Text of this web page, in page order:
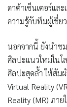
ดาต้าเซ็นเตอร์แล
ความรู้กับทีมผู้เชี่ย
นอกจากนี้ ยังนำช
ศิลปะแนวใหม่ในโ
ศิลปะสุดล้ำ ให้สัม
Virtual Reality
Reality (MR) ภา